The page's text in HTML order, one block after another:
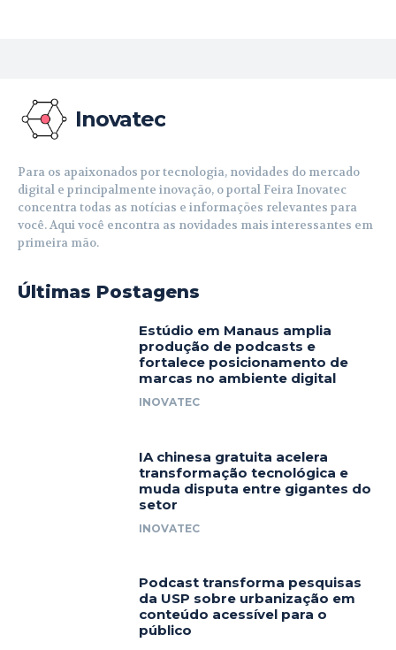
Inovatec
Para os apaixonados por tecnologia, novidades do mercado
digital e principalmente inovação, o portal Feira Inovatec
concentra todas as notícias e informações relevantes para
você. Aqui você encontra as novidades mais interessantes em
primeira mão.
Últimas Postagens
Estúdio em Manaus amplia
produção de podcasts e
fortalece posicionamento de
marcas no ambiente digital
INOVATEC
IA chinesa gratuita acelera
transformação tecnológica e
muda disputa entre gigantes do
setor
INOVATEC
Podcast transforma pesquisas
da USP sobre urbanização em
conteúdo acessível para o
público